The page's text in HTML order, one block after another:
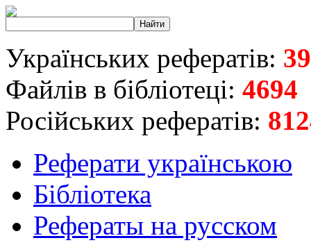
Українських рефератів:
Файлів в бібліотеці: 4694
Російських рефератів:
Реферати українською
Бібліотека
Рефераты на русском